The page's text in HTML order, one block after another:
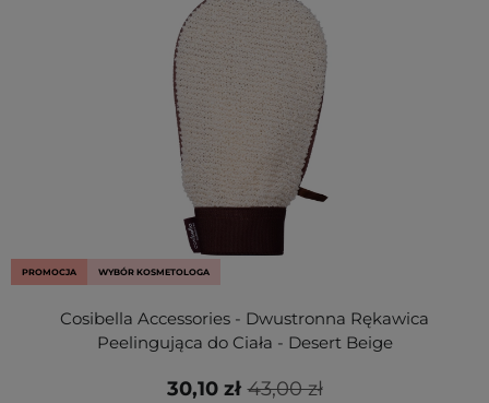
PROMOCJA WYBÓR KOSMETOLOGA
Cosibella Accessories - Dwustronna Rękawica
Peelingująca do Ciała - Desert Beige
43,00 zł
30,10 zł